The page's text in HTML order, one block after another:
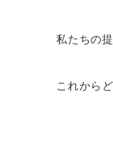
私たちの
これから